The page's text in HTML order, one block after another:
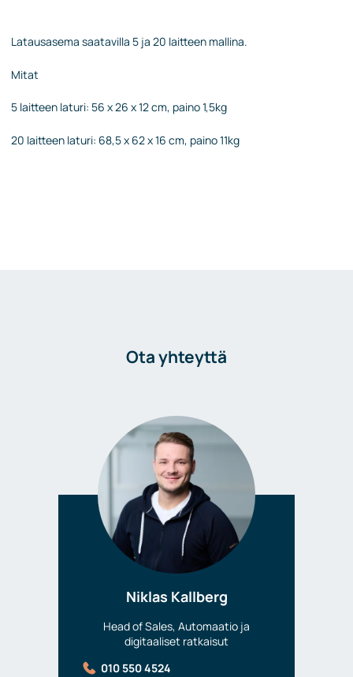
Latausasema saatavilla 5 ja 20 laitteen mallina.
Mitat
5 laitteen laturi: 56 x 26 x 12 cm, paino 1,5kg
20 laitteen laturi: 68,5 x 62 x 16 cm, paino 11kg
Ota yhteyttä
Niklas Kallberg
Head of Sales, Automaatio ja
digitaaliset ratkaisut
010 550 4524